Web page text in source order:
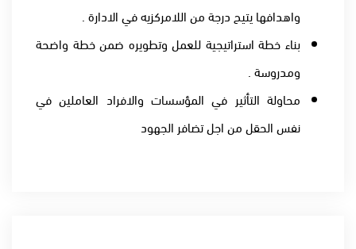
واهدافها يتيح درجة من اللامركزيه في الادارة .
بناء خطة استراتيجية للعمل وتطويره ضمن خطة واضحة
ومدروسة .
محاولة التأثير في المؤسسات والافراد العاملين في
نفس الحقل من اجل تضافر الجهود